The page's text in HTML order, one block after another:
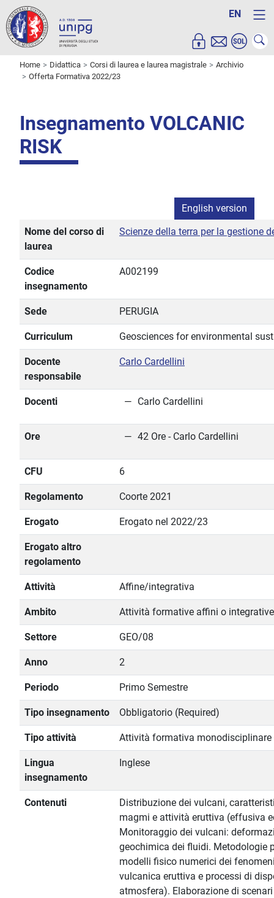
EN
Home Didattica Corsi di laurea e laurea magistrale
Archivio
Offerta Formativa 2022/23
Insegnamento VOLCANIC
RISK
English version
Nome del corso di
laurea
Scienze della terra per la gestione
Codice
insegnamento
A002199
Sede PERUGIA
Curriculum Geosciences for environmental
Docente
responsabile
Carlo Cardellini
Docenti Carlo Cardellini
Ore 42 Ore - Carlo Cardellini
CFU 6
Regolamento Coorte 2021
Erogato Erogato nel 2022/23
Erogato altro
regolamento
Attività Affine/integrativa
Ambito Attività formative affini o integrative
Settore GEO/08
Anno 2
Periodo Primo Semestre
Tipo insegnamento Obbligatorio (Required)
Tipo attività Attività formativa monodisciplinare
Lingua
insegnamento
Inglese
Contenuti
Distribuzione dei vulcani,
magmi e attività eruttiva (effusiva
Monitoraggio dei vulcani:
geochimica dei fluidi. Metodologie
modelli fisico numerici dei
vulcanica eruttiva e processi di
atmosfera). Elaborazione di